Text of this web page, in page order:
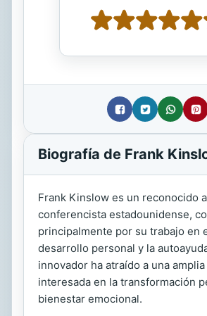
Biografía de Frank
Frank Kinslow es un reconocido
conferencista estadounidense,
principalmente por su trabajo en
desarrollo personal y la
innovador ha atraído a una
interesada en la transformación
bienestar emocional.